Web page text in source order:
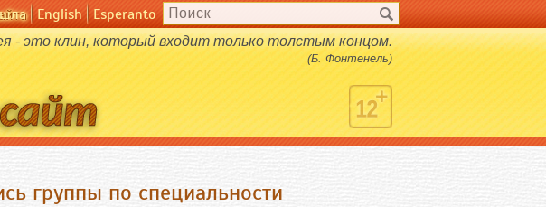
English Esperanto
- это клин, который входит только толстым концом.
(Б. Фонтенель)
группы по специальности